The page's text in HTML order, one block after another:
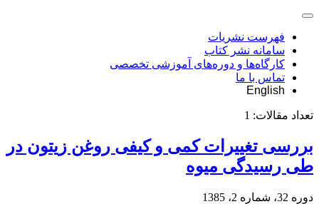
فهرست نشریات
سامانه نشر کتاب
کارگاه‌ها و دوره‌های آموزشی تخصصی
تماس با ما
English
تعداد مقالات: 1
بررسی تغییرات کمی و کیفی روغن زیتون در
طی رسیدگی میوه
دوره 32، شماره 2، 1385